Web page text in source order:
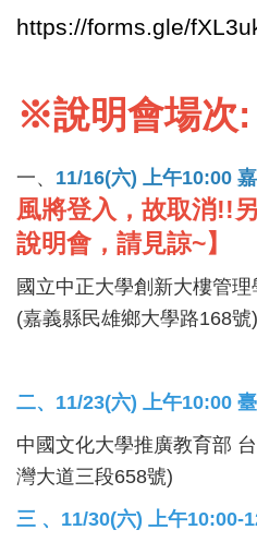
https://forms.gle/
※說明會場次:
一、 11/16(六) 上午10:00
風將登入，故取消!!
說明會，請見諒~】
國立中正大學創新大樓管
(嘉義縣民雄鄉大學路168號)
二、 11/23(六) 上午10:00
中國文化大學推廣教育部
灣大道三段658號)
三 、11/30(六) 上午10:00-